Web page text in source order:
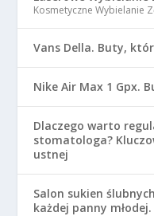
Kosmetyczne Wybielanie
Vans Della. Buty,
Nike Air Max 1 Gpx.
Dlaczego warto
stomatologa?
ustnej
Salon sukien
każdej panny